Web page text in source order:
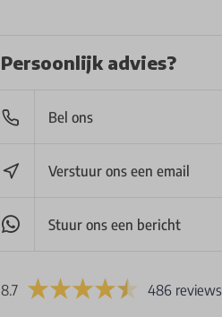
Persoonlijk advies?
Bel ons
Verstuur ons een email
Stuur ons een bericht
8.7 486 reviews